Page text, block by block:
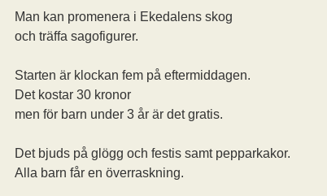
Man kan promenera i Ekedalens skog
och träffa sagofigurer.
Starten är klockan fem på eftermiddagen.
Det kostar 30 kronor
men för barn under 3 år är det gratis.
Det bjuds på glögg och festis samt pepparkakor.
Alla barn får en överraskning.